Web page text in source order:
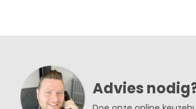
Advies